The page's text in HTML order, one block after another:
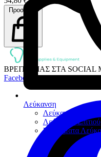
Λεύκανση
Λεύκανση Ιατρείου
Λεύκανση Σπιτιού
Βοηθήματα
Προσθήκη
ΒΡΕΙΤΕ ΜΑΣ ΣΤΑ SOCIAL
Facebook